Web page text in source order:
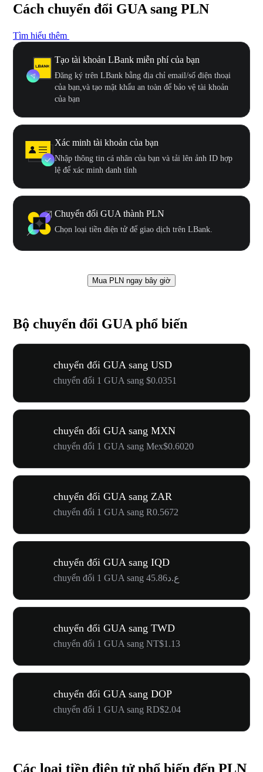
Cách chuyển đổi GUA sang PLN
Tìm hiểu thêm
Tạo tài khoản LBank miễn phí của bạn
Đăng ký trên LBank bằng địa chỉ email/số điện thoại
của bạn,và tạo mật khẩu an toàn để bảo vệ tài khoản
của bạn
Xác minh tài khoản của bạn
Nhập thông tin cá nhân của bạn và tải lên ảnh ID hợp
lệ để xác minh danh tính
Chuyển đổi GUA thành PLN
Chọn loại tiền điện tử để giao dịch trên LBank.
Mua PLN ngay bây giờ
Bộ chuyển đổi GUA phổ biến
chuyển đổi GUA sang USD
chuyển đổi 1 GUA sang $0.0351
chuyển đổi GUA sang MXN
chuyển đổi 1 GUA sang Mex$0.6020
chuyển đổi GUA sang ZAR
chuyển đổi 1 GUA sang R0.5672
chuyển đổi GUA sang IQD
chuyển đổi 1 GUA sang ع.د45.86
chuyển đổi GUA sang TWD
chuyển đổi 1 GUA sang NT$1.13
chuyển đổi GUA sang DOP
chuyển đổi 1 GUA sang RD$2.04
Các loại tiền điện tử phổ biến đến PLN